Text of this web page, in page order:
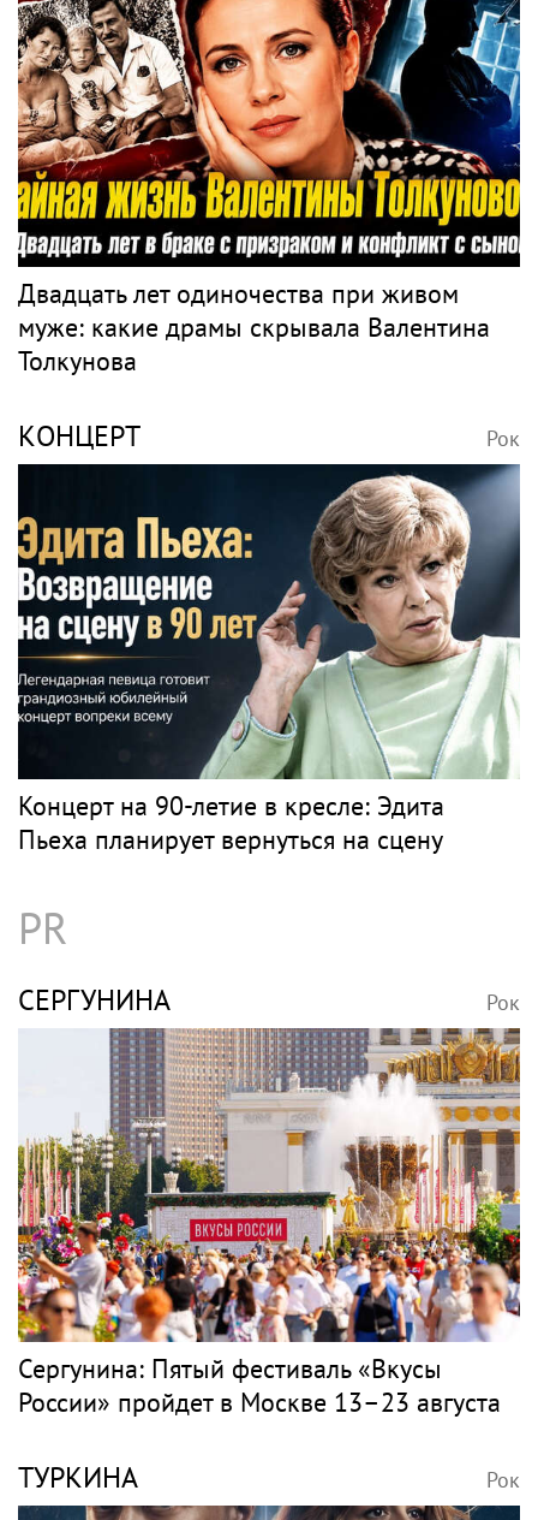
Двадцать лет одиночества при живом
муже: какие драмы скрывала Валентина
Толкунова
КОНЦЕРТ Рок
Концерт на 90-летие в кресле: Эдита
Пьеха планирует вернуться на сцену
PR
СЕРГУНИНА Рок
Сергунина: Пятый фестиваль «Вкусы
России» пройдет в Москве 13–23 августа
ТУРКИНА Рок